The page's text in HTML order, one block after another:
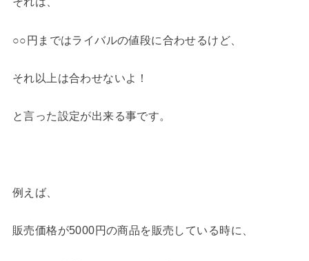
○○円まではライバルの値段に合わせるけど、
それ以上は合わせないよ！
と言った設定が出来る事です。
例えば、
販売価格が5000円の商品を販売している時に、